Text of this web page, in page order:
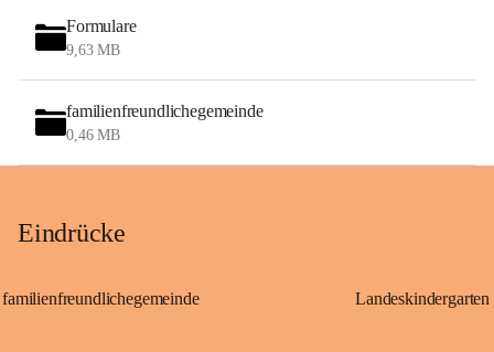
Formulare
9,63 MB
familienfreundlichegemeinde
0,46 MB
Eindrücke
familienfreundlichegemeinde